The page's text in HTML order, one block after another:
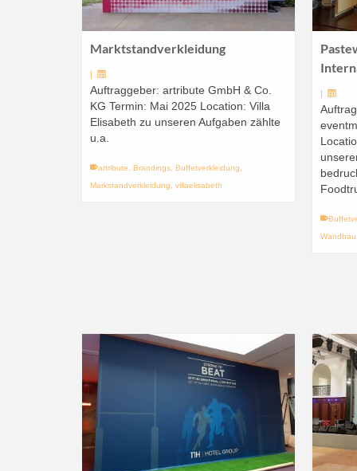
Marktstandverkleidung
|
Auftraggeber: artribute GmbH & Co.
KG Termin: Mai 2025 Location: Villa
Elisabeth zu unseren Aufgaben zählte
u.a.
artribute Brandings Buffetverkleidung
Markstandverkleidung
villaelisabeth
|
Wandbau